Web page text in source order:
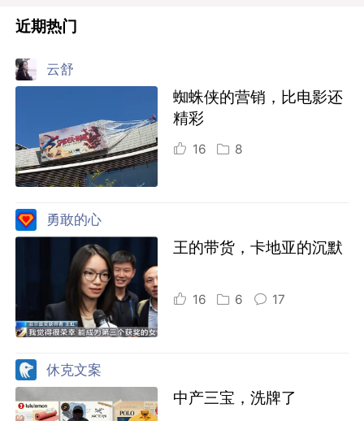
近期热门
云舒
蜘蛛侠的营销，比电影还
精彩
16 8
勇敢的心
王的带货，卡地亚的沉默
16 6 17
休克文案
中产三宝，洗牌了